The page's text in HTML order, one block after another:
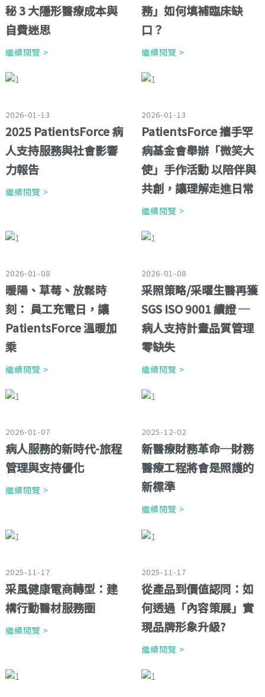
秘 3 大隱形醫療成本與
自費迷思
繼續閱覽 >
務」如何填補臨床缺
口？
繼續閱覽 >
2026-01-13
2025 PatientsForce 病
人支持服務與社會影響
力報告
繼續閱覽 >
2026-01-13
PatientsForce 攜手罕
病基金會舉辦「微笑大
使」手作活動 以陪伴與
共創，讓理解走進日常
繼續閱覽 >
2026-01-08
暖陽、草莓、放鬆時
刻： 員工充電日，讓
PatientsForce 溫暖加
乘
繼續閱覽 >
2026-01-08
采照策略/采曜生醫再獲
SGS ISO 9001 續證 ─
病人支持計畫品質管理
零缺失
繼續閱覽 >
2026-01-07
病人服務的新時代-旅程
管理與支持優化
繼續閱覽 >
2025-12-02
新醫療財務革命─財務
醫療工程將會是照護的
新標準
繼續閱覽 >
2025-11-17
采風健康電商轉型：建
構行動醫材服務圈
繼續閱覽 >
2025-11-17
從產品到價值認同：如
何透過「內容策展」實
現品牌形象升級?
繼續閱覽 >